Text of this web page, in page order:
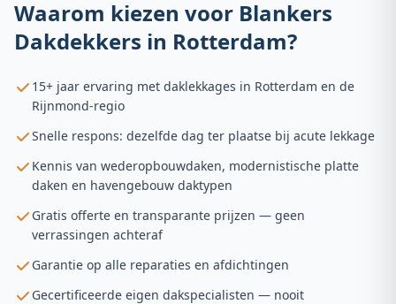
Waarom kiezen voor Blankers
Dakdekkers in Rotterdam?
15+ jaar ervaring met daklekkages in Rotterdam en de
Rijnmond-regio
Snelle respons: dezelfde dag ter plaatse bij acute lekkage
Kennis van wederopbouwdaken, modernistische platte
daken en havengebouw daktypen
Gratis offerte en transparante prijzen — geen
verrassingen achteraf
Garantie op alle reparaties en afdichtingen
Gecertificeerde eigen dakspecialisten — nooit